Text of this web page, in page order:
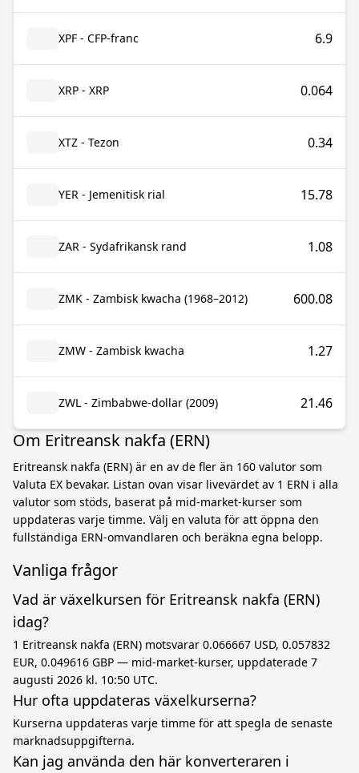
XPF - CFP-franc 6.9
XRP - XRP 0.064
XTZ - Tezon 0.34
YER - Jemenitisk rial 15.78
ZAR - Sydafrikansk rand 1.08
ZMK - Zambisk kwacha (1968–2012) 600.08
ZMW - Zambisk kwacha 1.27
ZWL - Zimbabwe-dollar (2009) 21.46
Om Eritreansk nakfa (ERN)
Eritreansk nakfa (ERN) är en av de fler än 160 valutor som
Valuta EX bevakar. Listan ovan visar livevärdet av 1 ERN i alla
valutor som stöds, baserat på mid-market-kurser som
uppdateras varje timme. Välj en valuta för att öppna den
fullständiga ERN-omvandlaren och beräkna egna belopp.
Vanliga frågor
Vad är växelkursen för Eritreansk nakfa (ERN)
idag?
1 Eritreansk nakfa (ERN) motsvarar 0.066667 USD, 0.057832
EUR, 0.049616 GBP — mid-market-kurser, uppdaterade 7
augusti 2026 kl. 10:50 UTC.
Hur ofta uppdateras växelkurserna?
Kurserna uppdateras varje timme för att spegla de senaste
marknadsuppgifterna.
Kan jag använda den här konverteraren i